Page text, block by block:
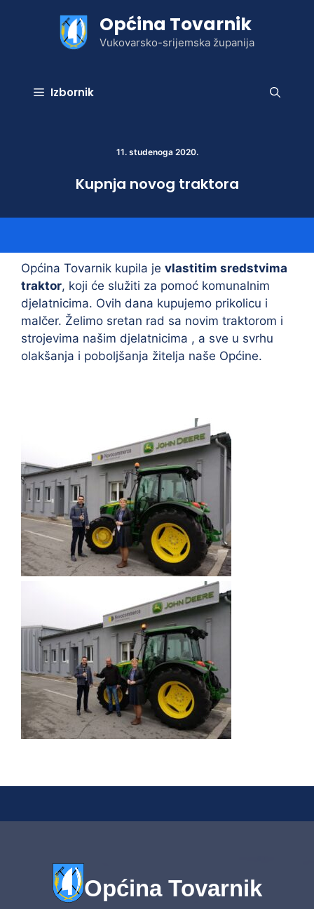
Općina Tovarnik
Vukovarsko-srijemska županija
Izbornik
11. studenoga 2020.
Kupnja novog traktora
Općina Tovarnik kupila je vlastitim sredstvima
traktor, koji će služiti za pomoć komunalnim
djelatnicima. Ovih dana kupujemo prikolicu i
malčer. Želimo sretan rad sa novim traktorom i
strojevima našim djelatnicima , a sve u svrhu
olakšanja i poboljšanja žitelja naše Općine.
Općina Tovarnik